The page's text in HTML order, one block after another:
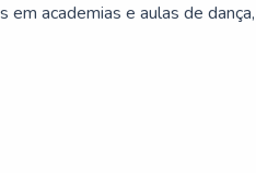
academias e aulas de dança,